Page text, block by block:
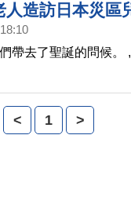
人造訪日本災區
帶去了聖誕的問候。
< 1 >